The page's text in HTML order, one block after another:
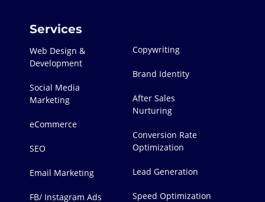
Services
Web Design &
Development
Social Media
Marketing
eCommerce
SEO
Email Marketing
FB/ Instagram Ads
Copywriting
Brand Identity
After Sales
Nurturing
Conversion Rate
Optimization
Lead Generation
Speed Optimization